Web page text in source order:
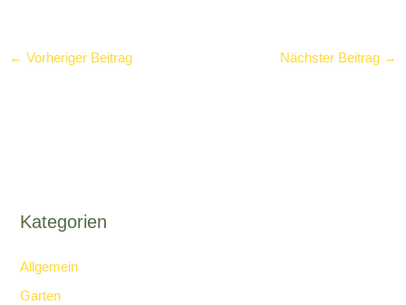
← Vorheriger Beitrag Nächster Beitrag →
Kategorien
Allgemein
Garten